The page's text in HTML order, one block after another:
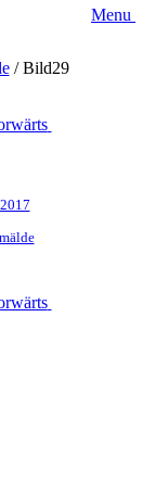
Menu
/Bild29